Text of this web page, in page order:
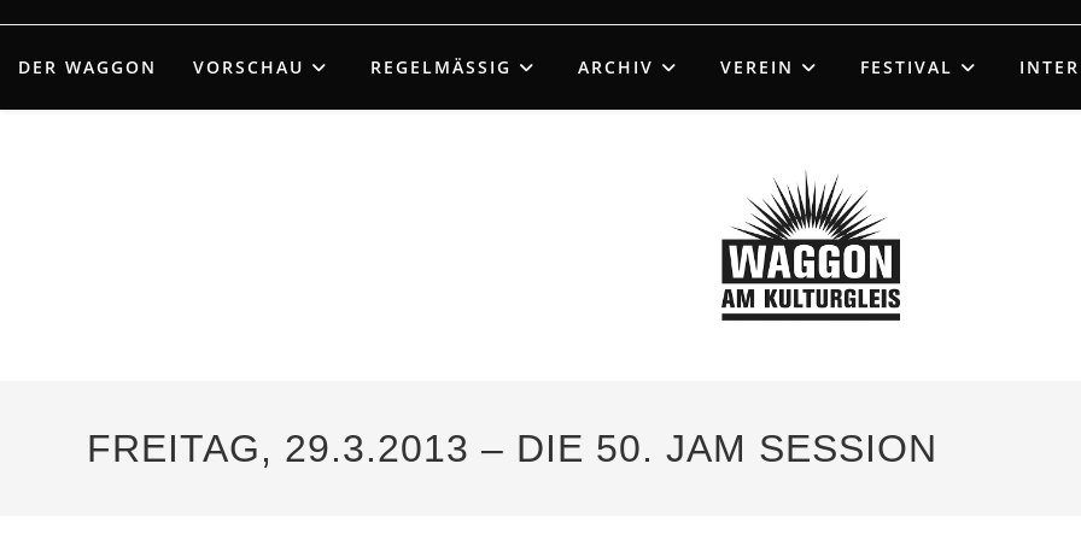
springen
DER WAGGON VORSCHAU REGELMÄSSIG ARCHIV VEREIN FESTIVAL
FREITAG, 29.3.2013 – DIE 50. JAM SESSION